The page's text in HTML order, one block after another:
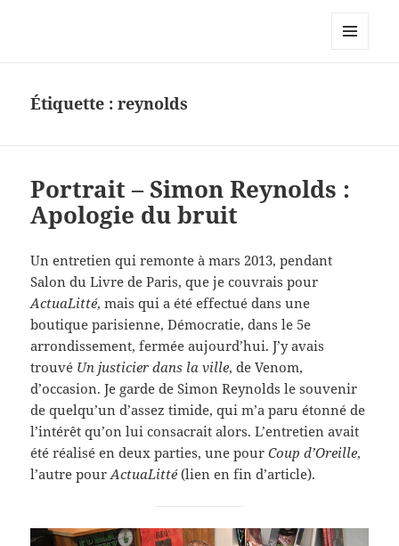
Le site personnel d'Antoine Oury
Étiquette :reynolds
Portrait – Simon Reynolds :
Apologie du bruit
Un entretien qui remonte à mars 2013, pendant
Salon du Livre de Paris, que je couvrais pour
ActuaLitté, mais qui a été effectué dans une
boutique parisienne, Démocratie, dans le 5e
arrondissement, fermée aujourd’hui. J’y avais
trouvé Un justicier dans la ville, de Venom,
d’occasion. Je garde de Simon Reynolds le souvenir
de quelqu’un d’assez timide, qui m’a paru étonné de
l’intérêt qu’on lui consacrait alors. L’entretien avait
été réalisé en deux parties, une pourCoup d’Oreille,
l’autre pourActuaLitté(lien en fin d’article).